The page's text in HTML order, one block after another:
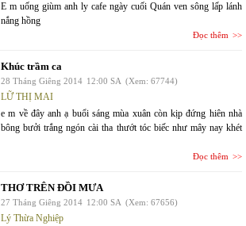
E m uống giùm anh ly cafe ngày cuối Quán ven sông lấp lánh
nắng hồng
Đọc thêm
Khúc trầm ca
28 Tháng Giêng 2014 12:00 SA (Xem: 67744)
LỮ THỊ MAI
e m về đây anh ạ buổi sáng mùa xuân còn kịp đứng hiên nhà
bông bưởi trắng ngón cài tha thướt tóc biếc như mây nay khét
Đọc thêm
THƠ TRÊN ĐỒI MƯA
27 Tháng Giêng 2014 12:00 SA (Xem: 67656)
Lý Thừa Nghiệp